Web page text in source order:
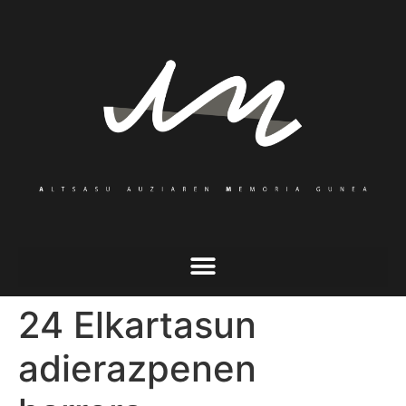
24 Elkartasun
adierazpenen